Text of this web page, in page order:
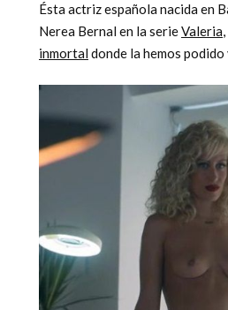
Ésta actriz española nacida en
Nerea Bernal en la serieValeria
inmortal donde la hemos podido